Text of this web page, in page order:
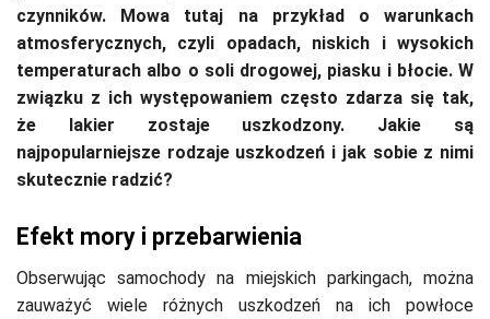
czynników. Mowa tutaj na przykład o warunkach
atmosferycznych, czyli opadach, niskich i wysokich
temperaturach albo o soli drogowej, piasku i błocie. W
związku z ich występowaniem często zdarza się tak,
że lakier zostaje uszkodzony. Jakie są
najpopularniejsze rodzaje uszkodzeń i jak sobie z nimi
skutecznie radzić?
Efekt mory i przebarwienia
Obserwując samochody na miejskich parkingach, można
zauważyć wiele różnych uszkodzeń na ich powłoce